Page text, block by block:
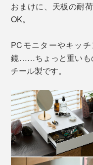
おまけに、天板の耐
OK。
PCモニターやキッチ
鏡……ちょっと重いも
チール製です。